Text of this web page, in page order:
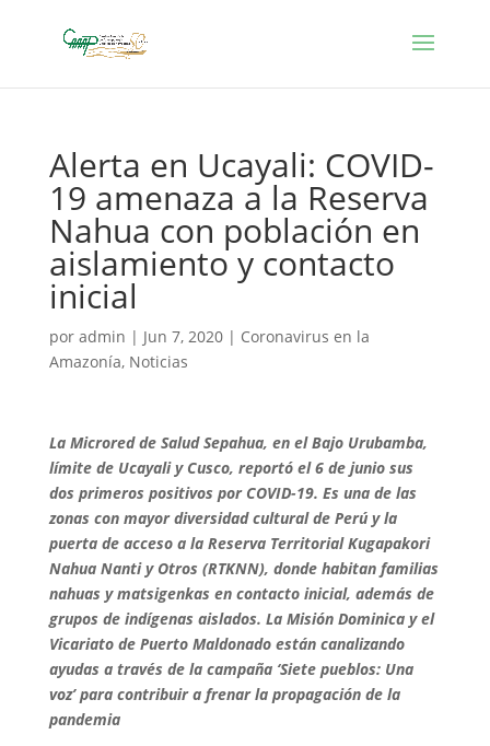
Alerta en Ucayali: COVID-
19 amenaza a la Reserva
Nahua con población en
aislamiento y contacto
inicial
por admin | Jun 7, 2020| Coronavirus en la
Amazonía, Noticias
La Microred de Salud Sepahua, en el Bajo Urubamba,
límite de Ucayali y Cusco, reportó el 6 de junio sus
dos primeros positivos por COVID-19. Es una de las
zonas con mayor diversidad cultural de Perú y la
puerta de acceso a la Reserva Territorial Kugapakori
Nahua Nanti y Otros (RTKNN), donde habitan familias
nahuas y matsigenkas en contacto inicial, además de
grupos de indígenas aislados. La Misión Dominica y el
Vicariato de Puerto Maldonado están canalizando
ayudas a través de la campaña ‘Siete pueblos: Una
voz’ para contribuir a frenar la propagación de la
pandemia